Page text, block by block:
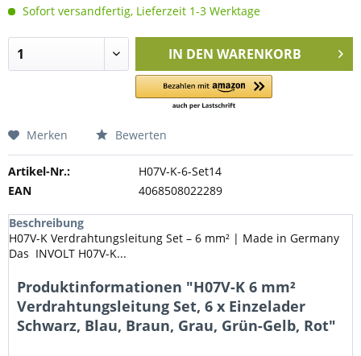
Sofort versandfertig, Lieferzeit 1-3 Werktage
IN DEN WARENKORB
Merken Bewerten
Artikel-Nr.:
H07V-K-6-Set14
EAN
4068508022289
Beschreibung
H07V-K Verdrahtungsleitung Set – 6 mm² | Made in Germany
Das INVOLT H07V-K...
Produktinformationen "H07V-K 6 mm²
Verdrahtungsleitung Set, 6 x Einzelader
Schwarz, Blau, Braun, Grau, Grün-Gelb, Rot"